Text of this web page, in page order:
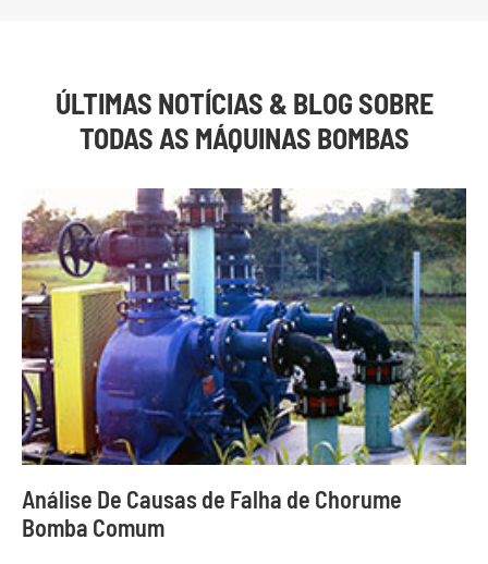
ÚLTIMAS NOTÍCIAS & BLOG SOBRE
TODAS AS MÁQUINAS BOMBAS
Análise De Causas de Falha de Chorume
Bomba Comum